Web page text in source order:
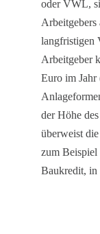
oder VWL,
Arbeitgebers
langfristigen
Arbeitgeber
Euro im Jahr
der Höhe
überweist
zum Beispiel
Baukredit, in